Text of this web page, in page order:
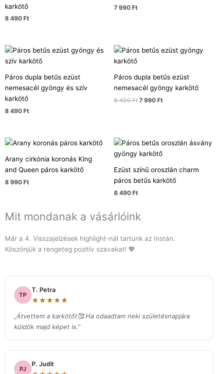
karkötő
8 490 Ft
7 990 Ft
Páros dupla betűs ezüst
nemesacél gyöngy és szív
karkötő
8 490 Ft
Páros dupla betűs ezüst
nemesacél gyöngy karkötő
8 490Ft
Original
490 Ft.
7 990 Ft
Current
990 Ft.
Arany cirkónia koronás King
and Queen páros karkötő
8 990 Ft
Ezüst színű oroszlán charm
páros betűs karkötő
8 490 Ft
Mit mondanak a vásárlóink
Már a 4. Visszajelzések highlight-nál tartunk az Instán.
Köszönjük a rengeteg pozitív szavakat! 💖
TP
T. Petra
★★★★★
„Átvettem a karkötőt🥰 Ha odaadtam neki születésnapjára
küldök majd képet is.”
PJ
P. Judit